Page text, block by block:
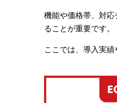
機能や価格帯、対
ることが重要です。
ここでは、導入実